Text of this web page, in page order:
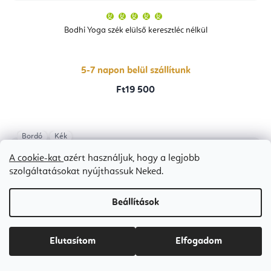
A cookie-kat azért használjuk, hogy a legjobb
szolgáltatásokat nyújthassuk Neked.
Beállítások
Elutasítom Elfogadom
Bodhi Yoga szék elülső keresztléc nélkül
átlagos
értékelése
csillag.
5-7 napon belül szállítunk
Ft19 500
Bordó Kék